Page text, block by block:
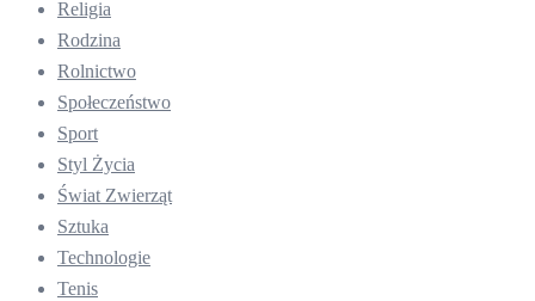
Religia
Rodzina
Rolnictwo
Społeczeństwo
Sport
Styl Życia
Świat Zwierząt
Sztuka
Technologie
Tenis